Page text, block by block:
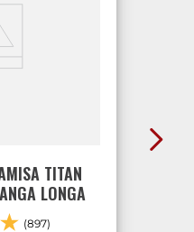
TITAN
LONGA
(897)